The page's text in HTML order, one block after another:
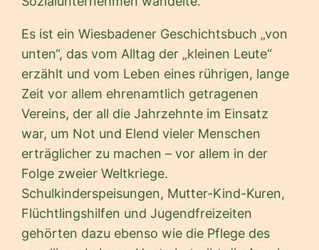
Es ist ein Wiesbadener Geschichtsbuch „von
unten“, das vom Alltag der „kleinen Leute“
erzählt und vom Leben eines rührigen, lange
Zeit vor allem ehrenamtlich getragenen
Vereins, der all die Jahrzehnte im Einsatz
war, um Not und Elend vieler Menschen
erträglicher zu machen – vor allem in der
Folge zweier Weltkriege.
Schulkinderspeisungen, Mutter-Kind-Kuren,
Flüchtlingshilfen und Jugendfreizeiten
gehörten dazu ebenso wie die Pflege des